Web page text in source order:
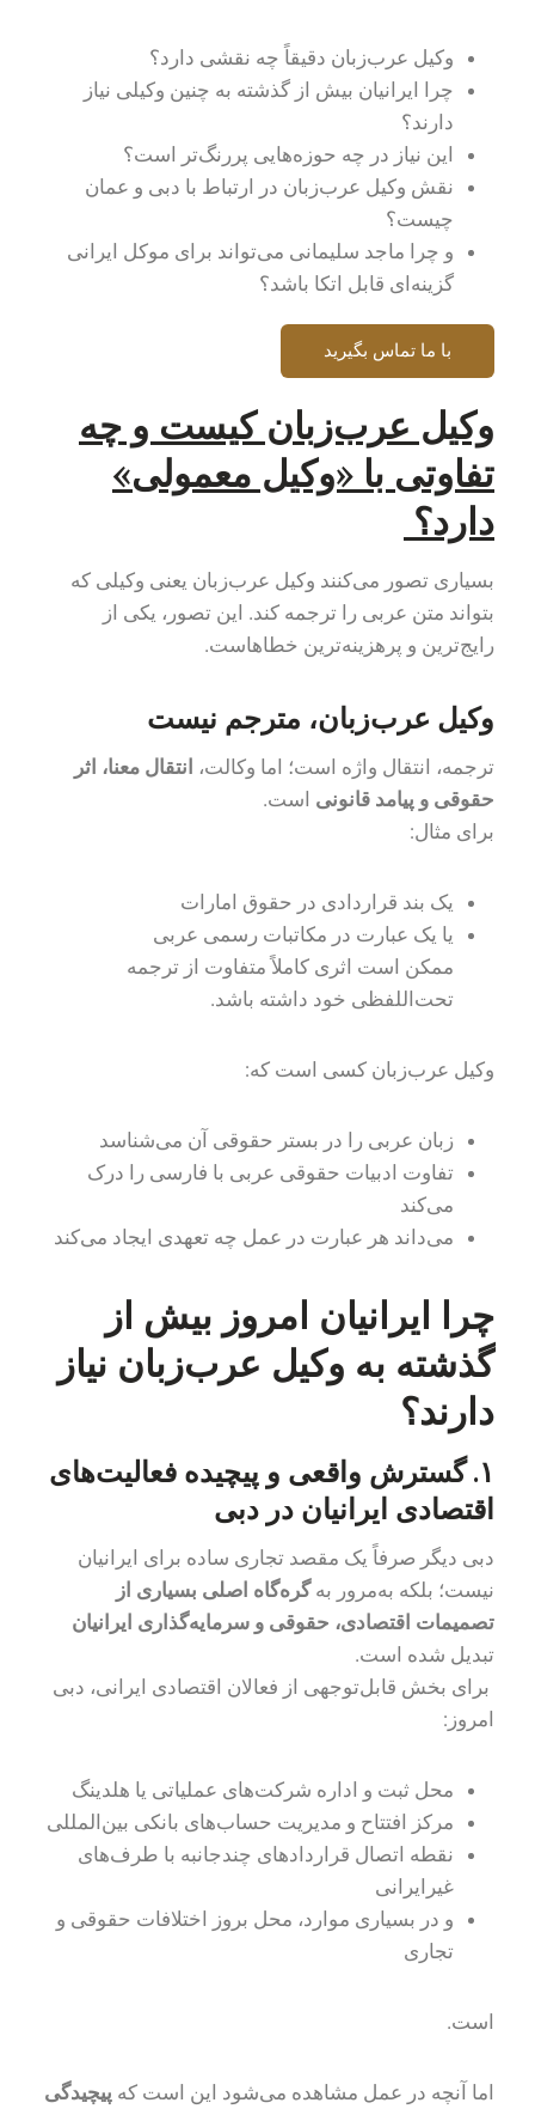
وکیل عرب‌زبان دقیقاً چه نقشی دارد؟
چرا ایرانیان بیش از گذشته به چنین وکیلی نیاز
دارند؟
این نیاز در چه حوزه‌هایی پررنگ‌تر است؟
نقش وکیل عرب‌زبان در ارتباط با دبی و عمان
چیست؟
و چرا ماجد سلیمانی می‌تواند برای موکل ایرانی
گزینه‌ای قابل اتکا باشد؟
با ما تماس بگیرید
وکیل عرب‌زبان کیست و چه
تفاوتی با «وکیل معمولی»
دارد؟
بسیاری تصور می‌کنند وکیل عرب‌زبان یعنی وکیلی که
بتواند متن عربی را ترجمه کند. این تصور، یکی از
رایج‌ترین و پرهزینه‌ترین خطاهاست.
وکیل عرب‌زبان، مترجم نیست
ترجمه، انتقال واژه است؛ اما وکالت، انتقال معنا، اثر
حقوقی و پیامد قانونی است.
برای مثال:
یک بند قراردادی در حقوق امارات
یا یک عبارت در مکاتبات رسمی عربی
ممکن است اثری کاملاً متفاوت از ترجمه
تحت‌اللفظی خود داشته باشد.
وکیل عرب‌زبان کسی است که:
زبان عربی را در بستر حقوقی آن می‌شناسد
تفاوت ادبیات حقوقی عربی با فارسی را درک
می‌کند
می‌داند هر عبارت در عمل چه تعهدی ایجاد می‌کند
چرا ایرانیان امروز بیش از
گذشته به وکیل عرب‌زبان نیاز
دارند؟
۱. گسترش واقعی و پیچیده فعالیت‌های
اقتصادی ایرانیان در دبی
دبی دیگر صرفاً یک مقصد تجاری ساده برای ایرانیان
نیست؛ بلکه به‌مرور بهگره‌گاه اصلی بسیاری از
تصمیمات اقتصادی، حقوقی و سرمایه‌گذاری ایرانیان
تبدیل شده است.
برای بخش قابل‌توجهی از فعالان اقتصادی ایرانی، دبی
امروز:
محل ثبت و اداره شرکت‌های عملیاتی یا هلدینگ
مرکز افتتاح و مدیریت حساب‌های بانکی بین‌المللی
نقطه اتصال قراردادهای چندجانبه با طرف‌های
غیرایرانی
و در بسیاری موارد، محل بروز اختلافات حقوقی و
تجاری
است.
اما آنچه در عمل مشاهده می‌شود این است که پیچیدگی